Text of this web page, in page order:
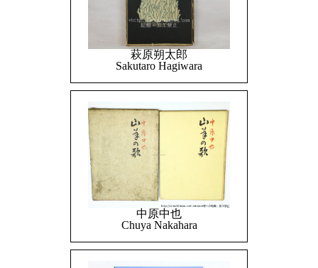
萩原朔太郎
Sakutaro Hagiwara
中原中也
Chuya Nakahara